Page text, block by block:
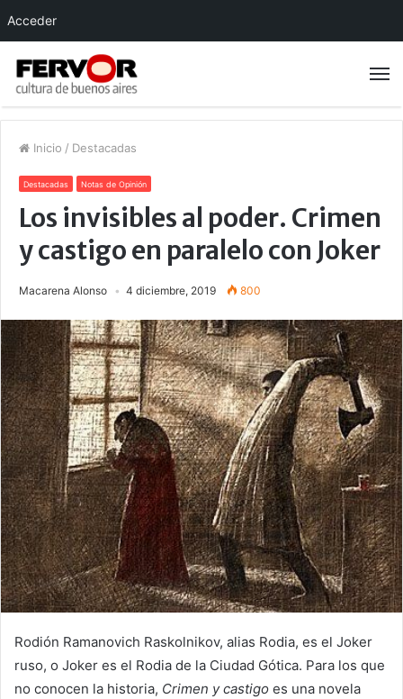
Inicio / Destacadas
Destacadas Notas de Opinión
Los invisibles al poder. Crimen
y castigo en paralelo con Joker
Macarena Alonso 4 diciembre, 2019 800
Rodión Ramanovich Raskolnikov, alias Rodia, es el Joker
ruso, o Joker es el Rodia de la Ciudad Gótica. Para los que
no conocen la historia, Crimen y castigo es una novela
Acceder